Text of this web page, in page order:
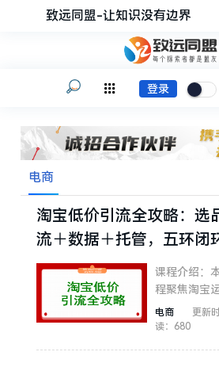
致远同盟-让知识没有边界
登录
电商
淘宝低价引流全攻略：选
流＋数据＋托管，五环闭
课程介绍：
程聚焦淘宝运
核心，从多
助力商家提升
电商 更新
读：680